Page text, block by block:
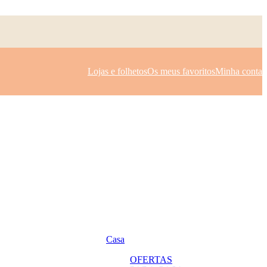
Lojas e folhetosOs meus favoritosMinha conta
Casa
OFERTAS